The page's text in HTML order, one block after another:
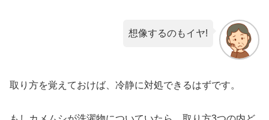
想像するのもイヤ!
取り方を覚えておけば、冷静に対処できるはずです。